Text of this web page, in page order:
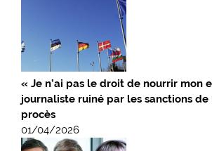
« Je n’ai pas le droit de nourrir mon
journaliste ruiné par les sanctions de
procès
01/04/2026